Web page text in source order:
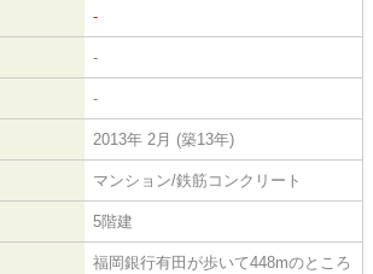
-
-
-
2013年 2月 (築13年)
マンション/鉄筋コンクリート
5階建
福岡銀行有田が歩いて448mのところ